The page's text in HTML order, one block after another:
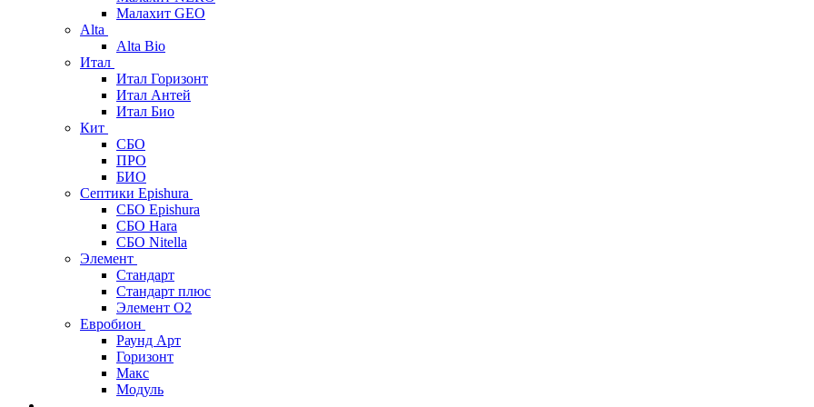
Малахит GEO
Alta
Alta Bio
Итал
Итал Горизонт
Итал Антей
Итал Био
Кит
СБО
ПРО
БИО
Септики Epishura
СБО Epishura
СБО Hara
СБО Nitella
Элемент
Стандарт
Стандарт плюс
Элемент О2
Евробион
Раунд Арт
Горизонт
Макс
Модуль